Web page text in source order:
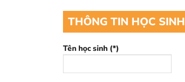
THÔNG TIN HỌC SINH
Tên học sinh (*)